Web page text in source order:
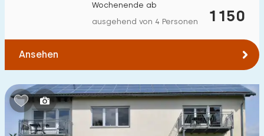
1150
Wochenende ab
ausgehend von 4 Personen
Ansehen